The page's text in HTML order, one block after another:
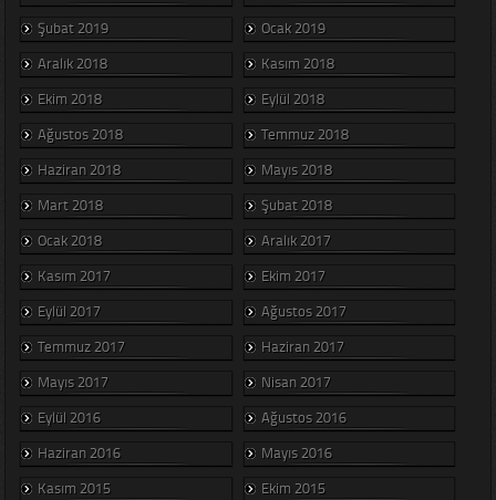
Şubat 2019
Ocak 2019
Aralık 2018
Kasım 2018
Ekim 2018
Eylül 2018
Ağustos 2018
Temmuz 2018
Haziran 2018
Mayıs 2018
Mart 2018
Şubat 2018
Ocak 2018
Aralık 2017
Kasım 2017
Ekim 2017
Eylül 2017
Ağustos 2017
Temmuz 2017
Haziran 2017
Mayıs 2017
Nisan 2017
Eylül 2016
Ağustos 2016
Haziran 2016
Mayıs 2016
Kasım 2015
Ekim 2015